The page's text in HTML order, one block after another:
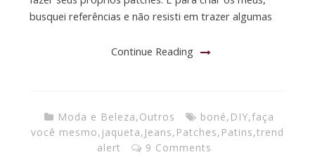
busquei referências e não resisti em trazer algumas
Continue Reading
Moda e Beleza,Outros boné, DIY,faça
você mesmo, jaqueta, Jeans, Patches, Patins,trend
alert
9 Comments